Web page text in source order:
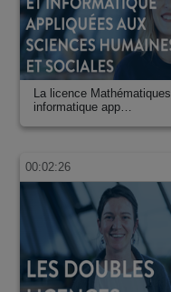
La licence Mathématiques,
informatique app…
00:02:26